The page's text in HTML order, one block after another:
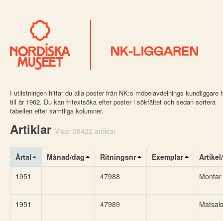
I utlistningen hittar du alla poster från NK:s möbelavdelnings kundliggare
till år 1962. Du kan fritextsöka efter poster i sökfältet och sedan sortera
tabellen efter samtliga kolumner.
Artiklar Visar 38422 artiklar
Årtal Månad/dag Ritningsnr Exemplar
1951
47988 Montar
1951 47989